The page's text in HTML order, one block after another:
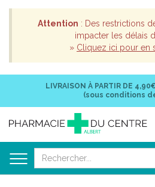
Attention : Des restrictions
impacter les délais
» Cliquez ici pour en
LIVRAISON À PARTIR DE
(sous conditions